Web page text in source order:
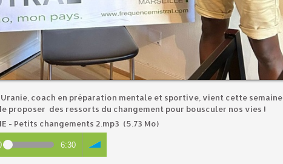
coach en préparation mentale et sportive, vient cette semaine
proposer des ressorts du changement pour bousculer nos vies !
- Petits changements 2.mp3 (5.73 Mo)
6:30